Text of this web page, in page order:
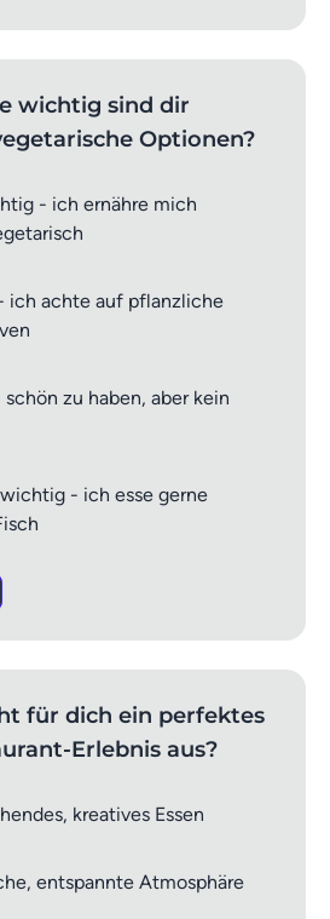
wichtig sind dir
Optionen?
- ich ernähre mich
ich achte auf pflanzliche
zu haben, aber kein
- ich esse gerne
für dich ein perfektes
Erlebnis aus?
kreatives Essen
entspannte Atmosphäre